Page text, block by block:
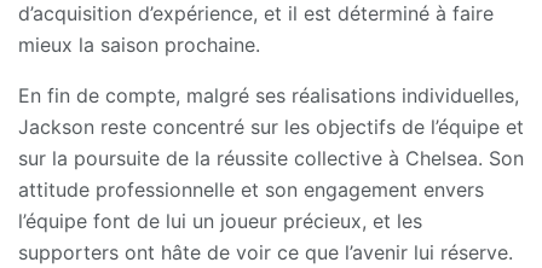
d’acquisition d’expérience, et il est déterminé à faire
mieux la saison prochaine.
En fin de compte, malgré ses réalisations individuelles,
Jackson reste concentré sur les objectifs de l’équipe et
sur la poursuite de la réussite collective à Chelsea. Son
attitude professionnelle et son engagement envers
l’équipe font de lui un joueur précieux, et les
supporters ont hâte de voir ce que l’avenir lui réserve.